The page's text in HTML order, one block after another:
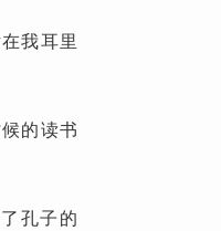
我耳里
的读书
孔子的